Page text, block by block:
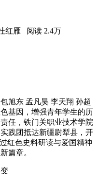
红雁 阅读 2.4万
旭东 孟凡昊 李天翔 孙超
基因，增强青年学生的历
任，铁门关职业技术学院
践团抵达新疆尉犁县，开
红色史料研读与爱国精神
篇章。